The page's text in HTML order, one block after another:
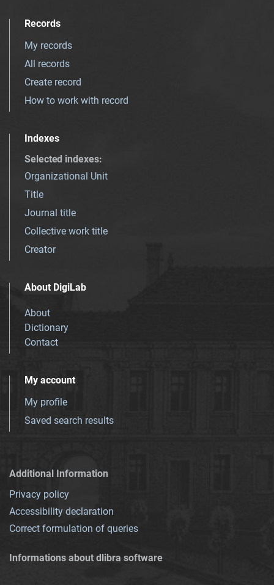
Records
My records
All records
Create record
How to work with record
Indexes
Selected indexes:
Organizational Unit
Title
Journal title
Collective work title
Creator
About DigiLab
About
Dictionary
Contact
My account
My profile
Saved search results
Additional Information
Privacy policy
Accessibility declaration
Correct formulation of queries
Informations about dlibra software